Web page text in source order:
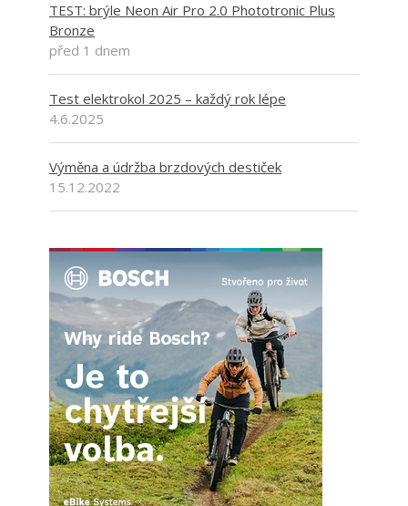
TEST: brýle Neon Air Pro 2.0 Phototronic Plus
Bronze
před 1 dnem
Test elektrokol 2025 – každý rok lépe
4.6.2025
Výměna a údržba brzdových destiček
15.12.2022